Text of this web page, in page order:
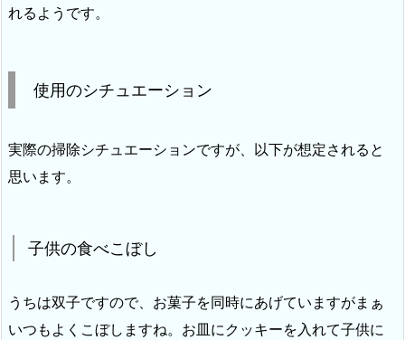
れるようです。
使用のシチュエーション
実際の掃除シチュエーションですが、以下が想定されると
思います。
子供の食べこぼし
うちは双子ですので、お菓子を同時にあげていますがまぁ
いつもよくこぼしますね。お皿にクッキーを入れて子供に